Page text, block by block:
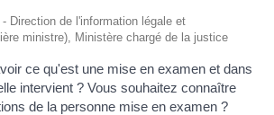
Direction de l'information légale et
ministre), Ministère chargé de la justice
ce qu'est une mise en examen et dans
intervient ? Vous souhaitez connaître
de la personne mise en examen ?